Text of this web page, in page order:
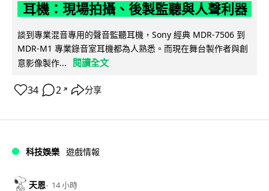
耳機：現場拍攝、後製監聽與人聲利器
談到專業混音專用的聲音監聽耳機，Sony 經典 MDR-7506 到
MDR-M1 專業錄音室耳機都為人熟悉。而現在舞台製作者與創
意影像製作...
閱讀全文
34 2 ↗ 分享
科技娛樂 遊戲情報
天恩 14 小時